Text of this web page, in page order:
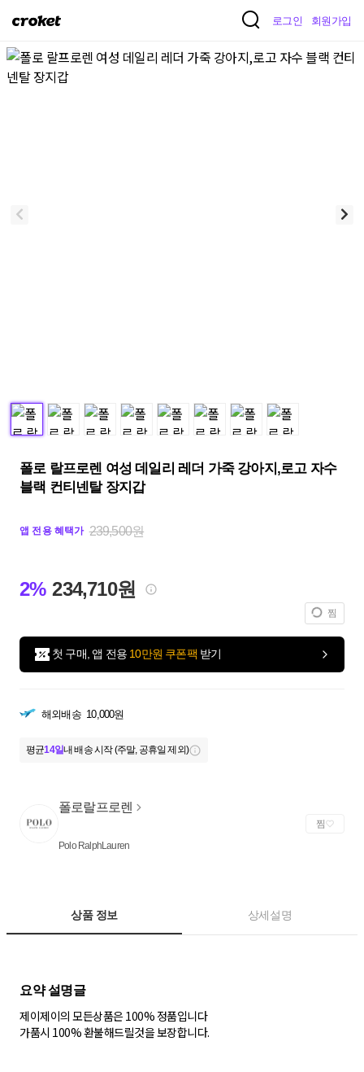
크
켓
로그인 회원가입
폴로 랄프로렌 여성 데일리 레더 가죽 강아지,로고 자수
블랙 컨티넨탈 장지갑
앱 전용 혜택가 239,500원
2% 234,710원
찜
첫 구매, 앱 전용 10만원 쿠폰팩 받기
해외배송 10,000원
평균14일내 배송 시작 (주말, 공휴일 제외)
폴로랄프로렌
Polo RalphLauren
찜
상품 정보 상세설명
요약 설명글
제이제이의 모든상품은 100% 정품입니다
가품시 100% 환불해드릴것을 보장합니다.